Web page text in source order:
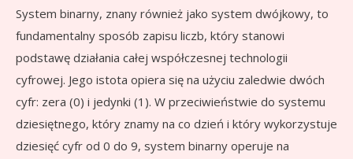
System binarny, znany również jako system dwójkowy, to
fundamentalny sposób zapisu liczb, który stanowi
podstawę działania całej współczesnej technologii
cyfrowej. Jego istota opiera się na użyciu zaledwie dwóch
cyfr: zera (0) i jedynki (1). W przeciwieństwie do systemu
dziesiętnego, który znamy na co dzień i który wykorzystuje
dziesięć cyfr od 0 do 9, system binarny operuje na